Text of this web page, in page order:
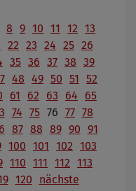
8 9 10 11 12 13
22 23 24 25 26
35 36 37 38 39
48 49 50 51
52
61 62 63 64
65
74 75 76 77 78
87 88 89 90 91
100 101 102 103
110 111 112 113
120 nächste